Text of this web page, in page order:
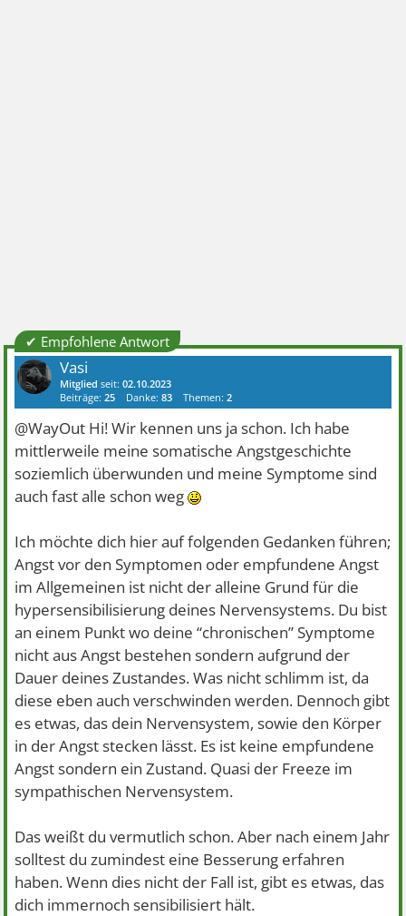
✔ Empfohlene Antwort
Vasi
Mitglied seit:02.10.2023
Beiträge:25 Danke:83 Themen:2
@WayOut Hi! Wir kennen uns ja schon. Ich habe
mittlerweile meine somatische Angstgeschichte
soziemlich überwunden und meine Symptome sind
auch fast alle schon weg
Ich möchte dich hier auf folgenden Gedanken führen;
Angst vor den Symptomen oder empfundene Angst
im Allgemeinen ist nicht der alleine Grund für die
hypersensibilisierung deines Nervensystems. Du bist
an einem Punkt wo deine “chronischen” Symptome
nicht aus Angst bestehen sondern aufgrund der
Dauer deines Zustandes. Was nicht schlimm ist, da
diese eben auch verschwinden werden. Dennoch gibt
es etwas, das dein Nervensystem, sowie den Körper
in der Angst stecken lässt. Es ist keine empfundene
Angst sondern ein Zustand. Quasi der Freeze im
sympathischen Nervensystem.
Das weißt du vermutlich schon. Aber nach einem Jahr
solltest du zumindest eine Besserung erfahren
haben. Wenn dies nicht der Fall ist, gibt es etwas, das
dich immernoch sensibilisiert hält.